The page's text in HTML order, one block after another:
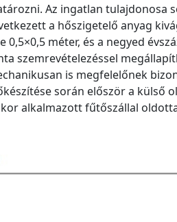
Az ingatlan tulajdonosa
a hőszigetelő anyag
méter, és a negyed
szemrevételezéssel
is megfelelőnek
során először a külső
alkalmazott fűtőszállal